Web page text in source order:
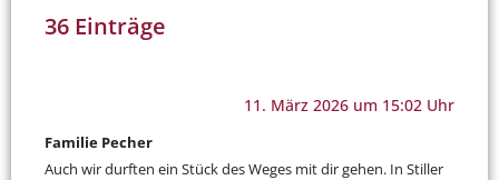
36 Einträge
11. März 2026 um 15:02 Uhr
Familie Pecher
Auch wir durften ein Stück des Weges mit dir gehen. In Stiller